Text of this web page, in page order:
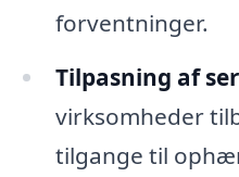
forventninger.
Tilpasning af
virksomheder
tilgange til